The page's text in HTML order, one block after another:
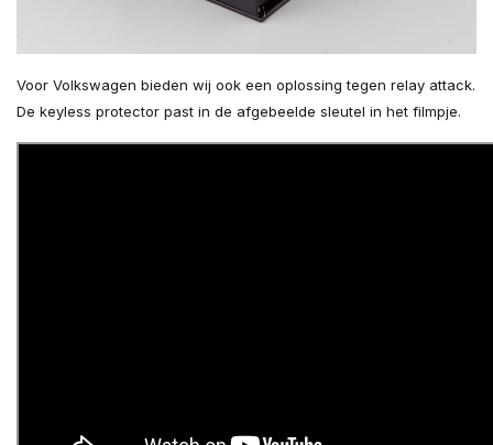
Voor Volkswagen bieden wij ook een oplossing tegen relay attack.
De keyless protector past in de afgebeelde sleutel in het filmpje.